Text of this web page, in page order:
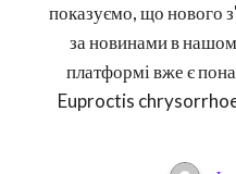
показуємо, що нового
за новинами в
платформі вже є
Euproctis